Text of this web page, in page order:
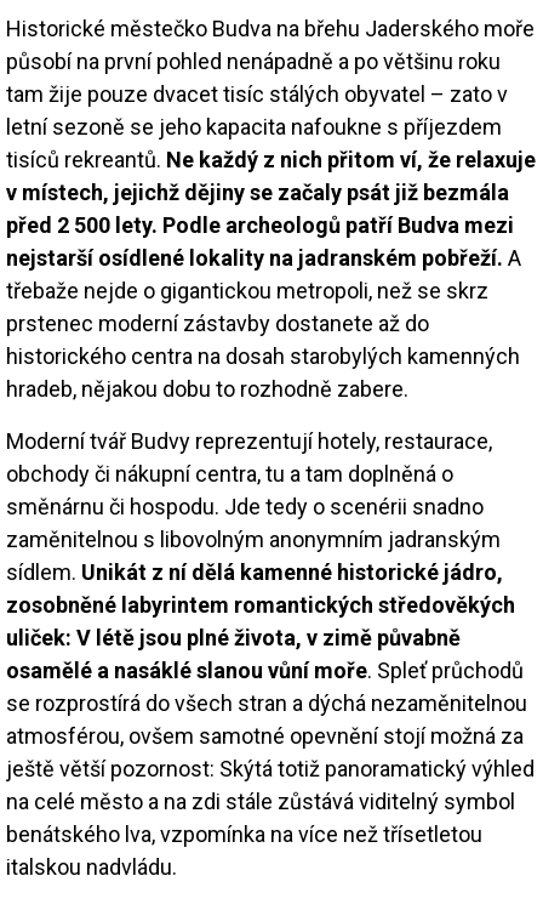
Historické městečko Budva na břehu Jaderského moře
působí na první pohled nenápadně a po většinu roku
tam žije pouze dvacet tisíc stálých obyvatel – zato v
letní sezoně se jeho kapacita nafoukne s příjezdem
tisíců rekreantů. Ne každý z nich přitom ví, že relaxuje
v místech, jejichž dějiny se začaly psát již bezmála
před 2 500 lety. Podle archeologů patří Budva mezi
nejstarší osídlené lokality na jadranském pobřeží. A
třebaže nejde o gigantickou metropoli, než se skrz
prstenec moderní zástavby dostanete až do
historického centra na dosah starobylých kamenných
hradeb, nějakou dobu to rozhodně zabere.
Moderní tvář Budvy reprezentují hotely, restaurace,
obchody či nákupní centra, tu a tam doplněná o
směnárnu či hospodu. Jde tedy o scenérii snadno
zaměnitelnou s libovolným anonymním jadranským
sídlem. Unikát z ní dělá kamenné historické jádro,
zosobněné labyrintem romantických středověkých
uliček: V létě jsou plné života, v zimě půvabně
osamělé a nasáklé slanou vůní moře. Spleť průchodů
se rozprostírá do všech stran a dýchá nezaměnitelnou
atmosférou, ovšem samotné opevnění stojí možná za
ještě větší pozornost: Skýtá totiž panoramatický výhled
na celé město a na zdi stále zůstává viditelný symbol
benátského lva, vzpomínka na více než třísetletou
italskou nadvládu.